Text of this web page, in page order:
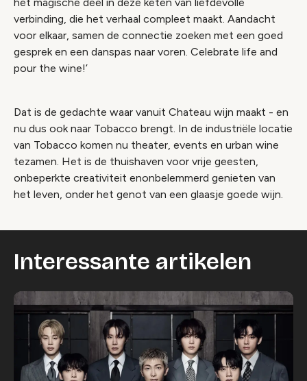
verbinding, die het verhaal compleet maakt. Aandacht
voor elkaar, samen de connectie zoeken met een goed
gesprek en een danspas naar voren. Celebrate life and
pour the wine!’
Dat is de gedachte waar vanuit Chateau wijn maakt - en
nu dus ook naar Tobacco brengt. In de industriële locatie
van Tobacco komen nu theater, events en urban wine
tezamen. Het is de thuishaven voor vrije geesten,
onbeperkte creativiteit enonbelemmerd genieten van
het leven, onder het genot van een glaasje goede wijn.
Interessante artikelen